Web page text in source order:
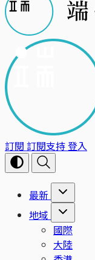
訂閱 訂閱支持登入
最新
地域
國際
大陸